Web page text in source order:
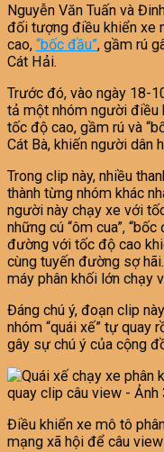
Nguyễn Văn Tuấn và
đối tượng điều khiển xe
cao, “bốc đầu”, gầm rú
Cát Hải.
Trước đó, vào ngày 18-
tả một nhóm người điều
tốc độ cao, gầm rú và
Cát Bà, khiến người dân
Trong clip này, nhiều
thành từng nhóm khác
người này chạy xe với
những cú “ôm cua”,
đường với tốc độ cao
cùng tuyến đường sợ
máy phân khối lớn chạy
Đáng chú ý, đoạn clip
nhóm “quái xế” tự quay
gây sự chú ý của cộng
Điều khiển xe mô tô
mạng xã hội để câu view